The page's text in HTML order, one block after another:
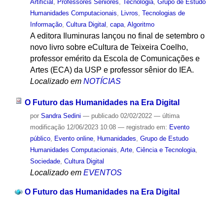
Artificial , Professores Seniores, Tecnologia, Grupo de Estudo
Humanidades Computacionais, Livros, Tecnologias de
Informação, Cultura Digital , capa, Algoritmo
A editora Iluminuras lançou no final de setembro o
novo livro sobre eCultura de Teixeira Coelho,
professor emérito da Escola de Comunicações e
Artes (ECA) da USP e professor sênior do IEA.
Localizado em NOTÍCIAS
O Futuro das Humanidades na Era Digital
por Sandra Sedini — publicado02/02/2022 — última
modificação12/06/2023 10:08 — registrado em: Evento
público, Evento online, Humanidades, Grupo de Estudo
Humanidades Computacionais, Arte, Ciência e Tecnologia,
Sociedade, Cultura Digital
Localizado em EVENTOS
O Futuro das Humanidades na Era Digital